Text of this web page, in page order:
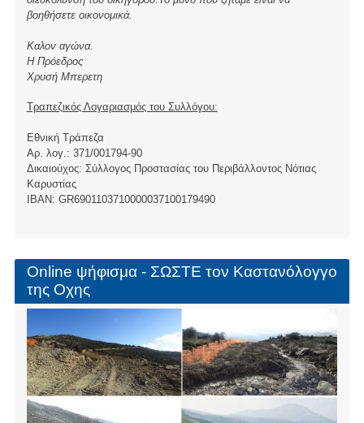
βοηθήσετε οικονομικά.
Καλον αγώνα.
Η Πρόεδρος
Χρυσή Μπερετη
Τραπεζικός Λογαριασμός του Συλλόγου:
Εθνική Τράπεζα
Αρ. λογ.: 371/001794-90
Δικαιούχος: Σύλλογος Προστασίας του Περιβάλλοντος Νότιας
Καρυστίας
ΙBAN: GR6901103710000037100179490
Online ψήφισμα - ΣΩΣΤΕ τον Καστανόλογγο
της Οχης